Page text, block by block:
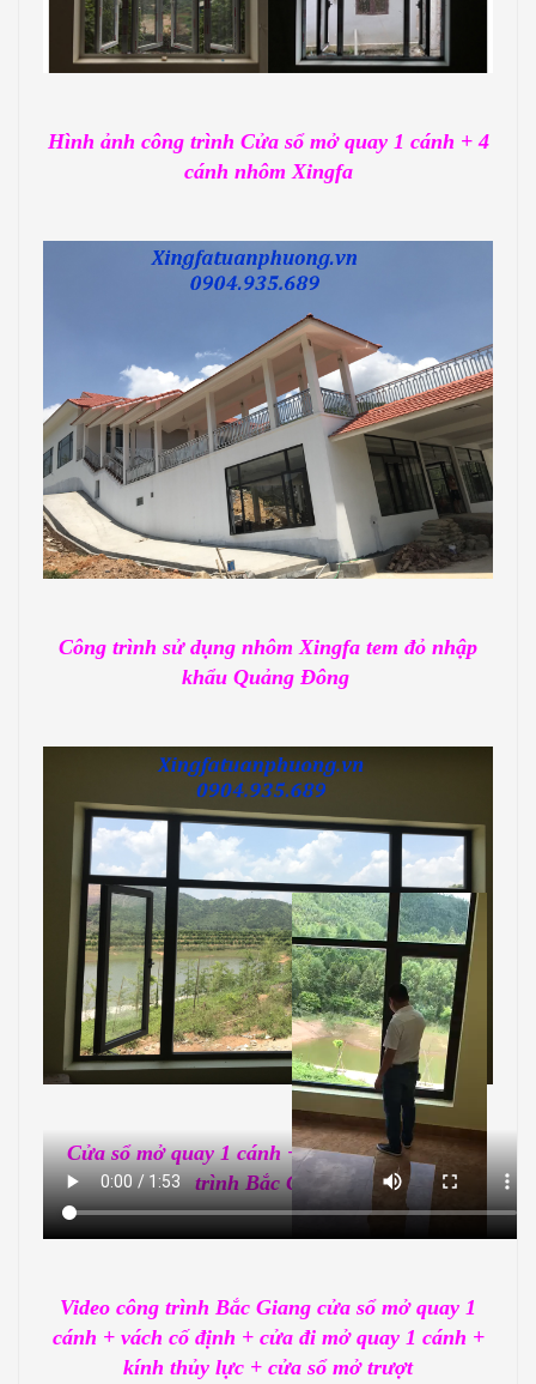
Hình ảnh công trình Cửa sổ mở quay 1 cánh + 4
cánh nhôm Xingfa
Công trình sử dụng nhôm Xingfa tem đỏ nhập
khẩu Quảng Đông
Cửa sổ mở quay 1 cánh + vách cố định công
trình Bắc Giang
Video công trình Bắc Giang cửa sổ mở quay 1
cánh + vách cố định + cửa đi mở quay 1 cánh +
kính thủy lực + cửa sổ mở trượt